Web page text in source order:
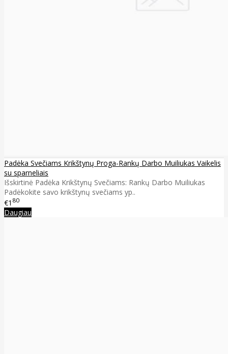
Padėka Svečiams Krikštynų Proga-Rankų Darbo Muiliukas Vaikelis
su sparneliais
Išskirtinė Padėka Krikštynų Svečiams: Rankų Darbo Muiliukas
Padėkokite savo krikštynų svečiams yp..
€1 80
Daugiau